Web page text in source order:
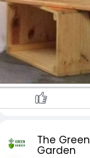
The Green
Garden